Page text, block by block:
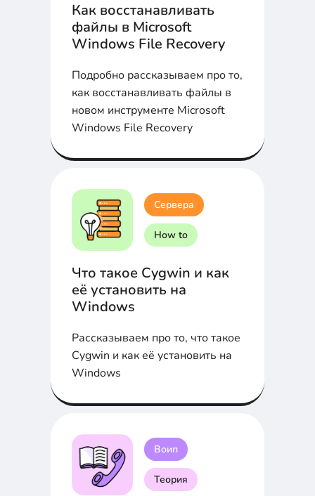
Как восстанавливать
файлы в Microsoft
Windows File Recovery
Подробно рассказываем про то,
как восстанавливать файлы в
новом инструменте Microsoft
Windows File Recovery
Сервера
How to
Что такое Cygwin и как
её установить на
Windows
Рассказываем про то, что такое
Cygwin и как её установить на
Windows
Воип
Теория